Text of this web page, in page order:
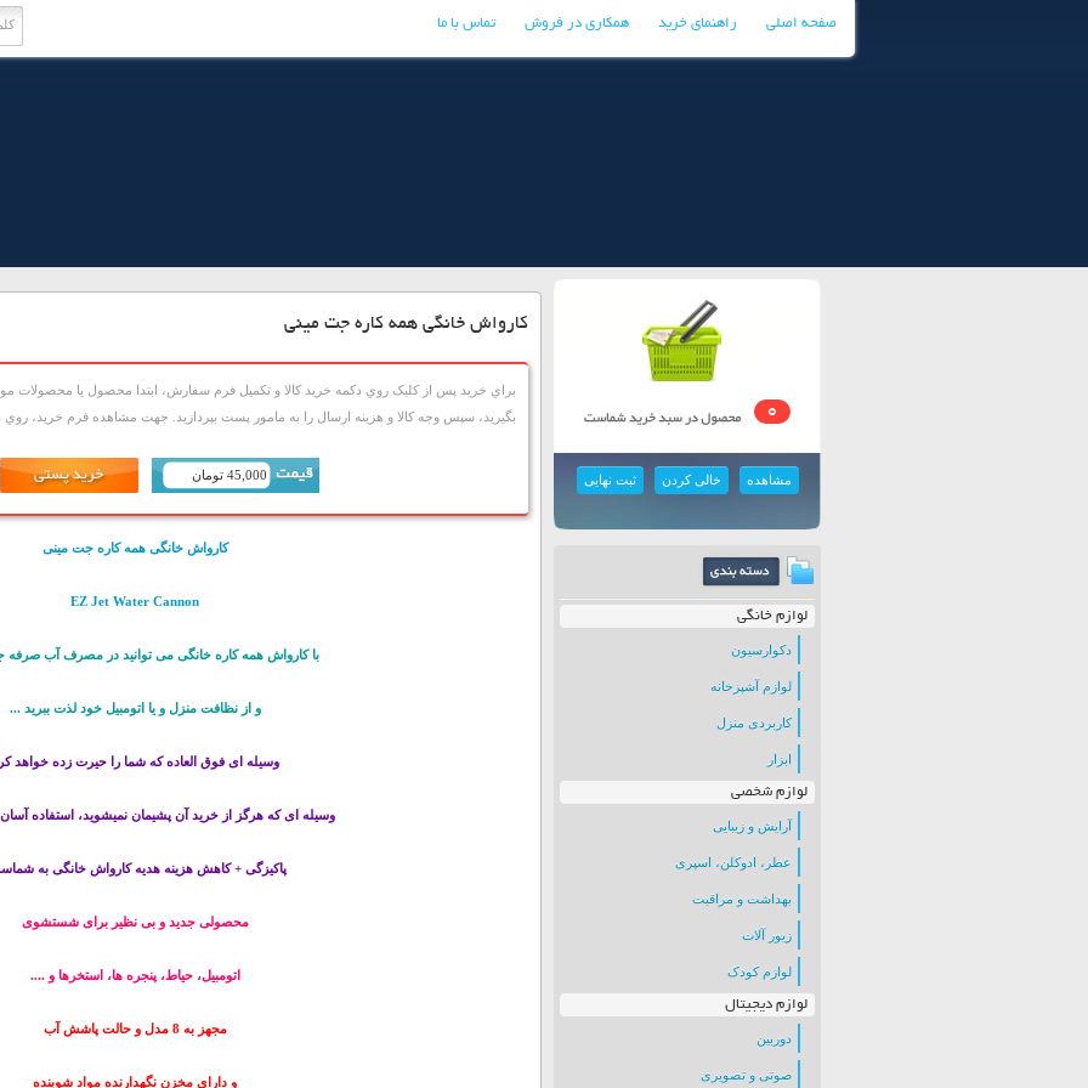
صفحه اصلی راهنمای خرید همکاری در فروش تماس با ما
0
مشاهده خالی کردن ثبت نهایی
لوازم خانگی
دکوارسیون
لوازم آشپزخانه
کاربردی منزل
ابزار
لوازم شخصی
آرایش و زیبایی
عطر، ادوکلن، اسپری
بهداشت و مراقبت
زیور آلات
لوازم کودک
لوازم دیجیتال
دوربین
صوتی و تصویری
کارواش خانگی همه کاره جت مینی
براي خريد پس از کليک روي دکمه خريد کالا و تکميل فرم سفارش، ابتدا محصول يا محصولات
بگيريد، سپس وجه کالا و هزينه ارسال را به مامور پست بپردازيد. جهت مشاهده فرم خريد، روي
45,000 تومان
کارواش خانگی همه کاره جت مینی
EZ Jet Water Cannon
با کارواش همه کاره خانگی می توانید در مصرف آب صرفه
و از نظافت منزل و یا اتومبیل خود لذت ببرید ...
وسیله ای فوق العاده که شما را حیرت زده خواهد
وسیله ای که هرگز از خرید آن پشیمان نمیشوید، استفاده
پاکیزگی + کاهش هزینه هدیه کارواش خانگی به
محصولی جدید و بی نظیر برای شستشوی
اتومبیل، حیاط، پنجره ها، استخرها و ....
مجهز به 8 مدل و حالت پاشش آب
و دارای مخزن نگهدارنده مواد شوینده